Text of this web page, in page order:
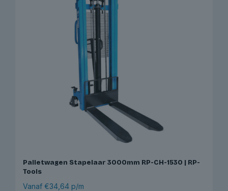
Palletwagen Stapelaar 3000mm RP-CH-1530 | RP-
Tools
Vanaf €34,64 p/m